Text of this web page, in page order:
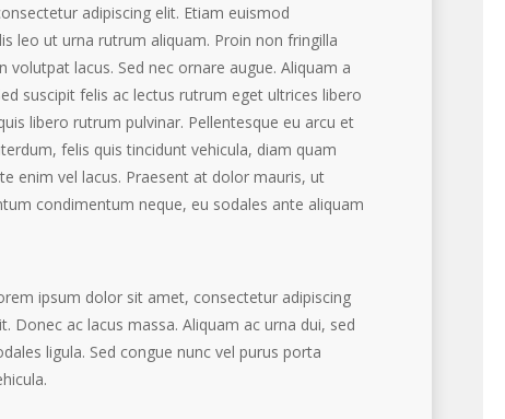
adipiscing elit. Etiam euismod
leo ut urna rutrum aliquam. Proin non fringilla
volutpat lacus. Sed nec ornare augue. Aliquam a
suscipit felis ac lectus rutrum eget ultrices libero
libero rutrum pulvinar. Pellentesque eu arcu et
felis quis tincidunt vehicula, diam quam
enim vel lacus. Praesent at dolor mauris, ut
condimentum neque, eu sodales ante aliquam
ipsum dolor sit amet, consectetur adipiscing
Donec ac lacus massa. Aliquam ac urna dui, sed
ligula. Sed congue nunc vel purus porta